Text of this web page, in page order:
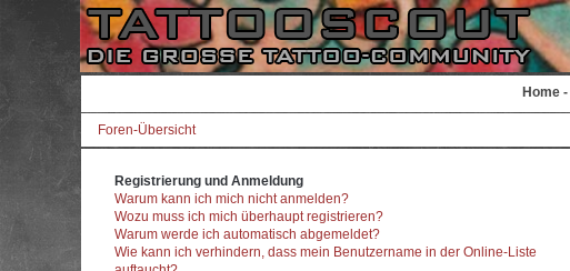
Home -
Foren-Übersicht
Registrierung und Anmeldung
Warum kann ich mich nicht anmelden?
Wozu muss ich mich überhaupt registrieren?
Warum werde ich automatisch abgemeldet?
Wie kann ich verhindern, dass mein Benutzername in der Online-Liste